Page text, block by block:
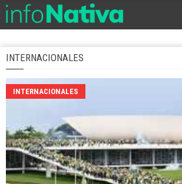
INTERNACIONALES
INTERNACIONALES